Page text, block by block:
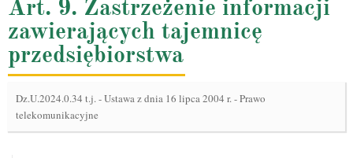
Art. 9. Zastrzeżenie informacji
zawierających tajemnicę
przedsiębiorstwa
Dz.U.2024.0.34 t.j.-Ustawa z dnia 16 lipca 2004 r. - Prawo
telekomunikacyjne